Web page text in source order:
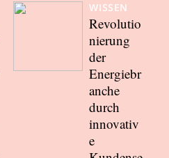
WISSEN
Revolutio
nierung
der
Energiebr
anche
durch
innovativ
e